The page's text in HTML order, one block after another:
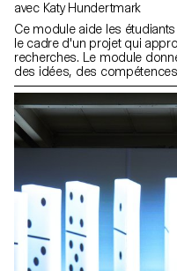
avec Katy Hundertmark
Ce module aide les
le cadre d'un projet qui
recherches. Le module
des idées, des
du premier semestre et d'en
prendre toutes les formes
projet en ligne, une